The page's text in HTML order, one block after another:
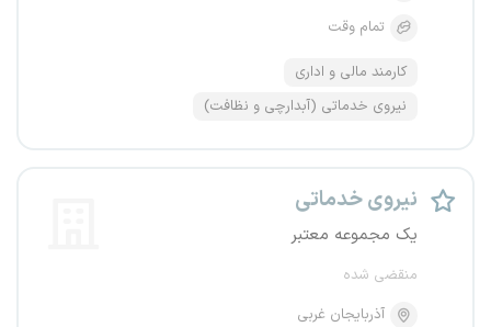
تمام وقت
کارمند مالی و اداری
نیروی خدماتی (آبدارچی و نظافت)
نیروی خدماتی
یک مجموعه معتبر
منقضی شده
آذربایجان غربی